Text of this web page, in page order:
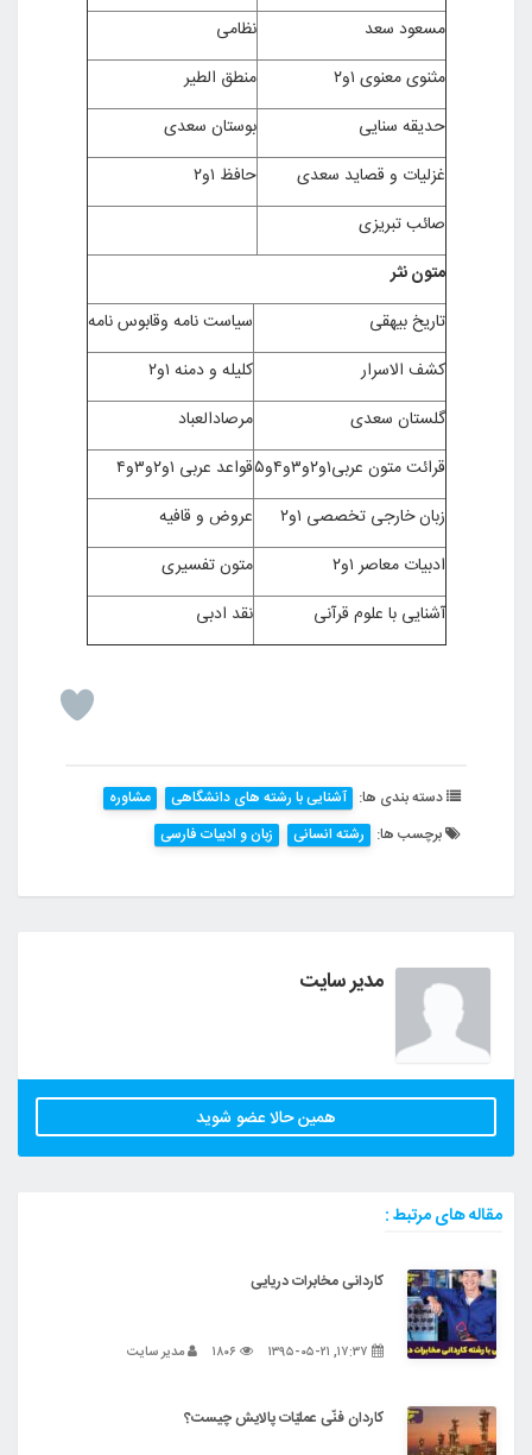
مسعود سعد
نظامی
مثنوی معنوی ۱و۲
منطق الطیر
حدیقه سنایی
بوستان سعدی
غزلیات و قصاید سعدی
حافظ ۱و۲
صائب تبریزی
متون نثر
تاریخ بیهقی
سیاست نامه وقابوس نامه
کشف الاسرار
کلیله و دمنه ۱و۲
گلستان سعدی
مرصادالعباد
قرائت متون عربی۱و۲و۳و۴و۵
قواعد عربی ۱و۲و۳و۴
زبان خارجی تخصصی ۱و۲
عروض و قافیه
ادبیات معاصر ۱و۲
متون تفسیری
آشنایی با علوم قرآنی
نقد ادبی
دسته بندی ها: آشنایی با رشته های دانشگاهی
مشاوره
برچسب ها: رشته انسانی زبان و ادبیات فارسی
مدیر سایت
همین حالا عضو شوید
مقاله های مرتبط :
کاردانی مخابرات دریایی
مدیر سایت
کاردان فنّی عملیّات پالایش چیست؟